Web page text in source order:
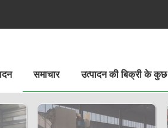
समाचार उत्पादन की बिक्री के